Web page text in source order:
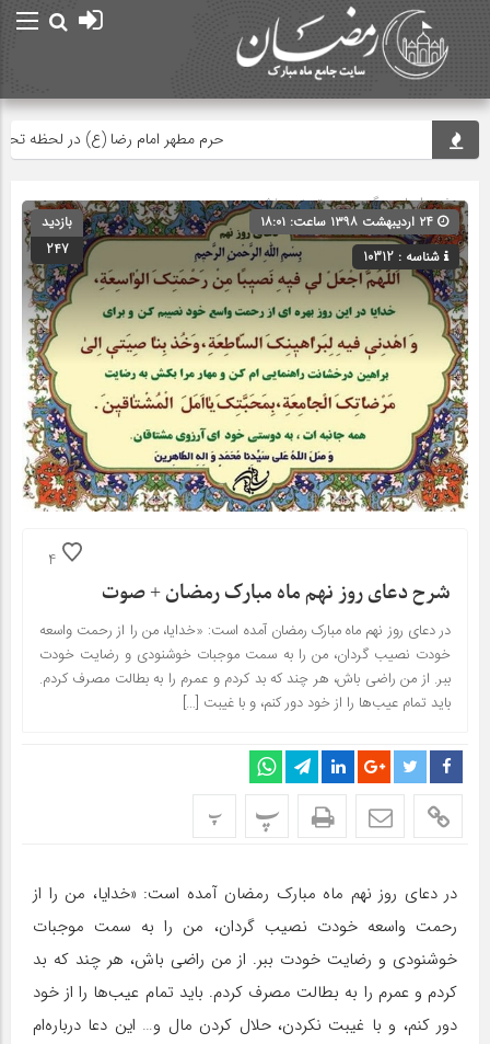
حرم مطهر امام رضا (ع) در لحظه تحویل
صفحه اصلی» گروه » دسته‌بندی نشده
شناسه : 10312
بازدید
247
4
شرح دعای روز نهم ماه مبارک رمضان + صوت
در دعای روز نهم ماه مبارک رمضان آمده است: «خدایا، من را از رحمت واسعه
خودت نصیب گردان، من را به سمت موجبات خوشنودی و رضایت خودت
ببر. از من راضی باش، هر چند که بد کردم و عمرم را به بطالت مصرف کردم.
باید تمام عیب‌ها را از خود دور کنم، و با غیبت […]
پ پ
در دعای روز نهم ماه مبارک رمضان آمده است: «خدایا، من را از
رحمت واسعه خودت نصیب گردان، من را به سمت موجبات
خوشنودی و رضایت خودت ببر. از من راضی باش، هر چند که بد
کردم و عمرم را به بطالت مصرف کردم. باید تمام عیب‌ها را از خود
دور کنم، و با غیبت نکردن، حلال کردن مال و… این دعا درباره‌ام